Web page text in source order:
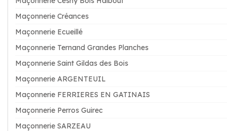
Maçonnerie Créances
Maçonnerie Ecueillé
Maçonnerie Ternand Grandes Planches
Maçonnerie Saint Gildas des Bois
Maçonnerie ARGENTEUIL
Maçonnerie FERRIERES EN GATINAIS
Maçonnerie Perros Guirec
Maçonnerie SARZEAU